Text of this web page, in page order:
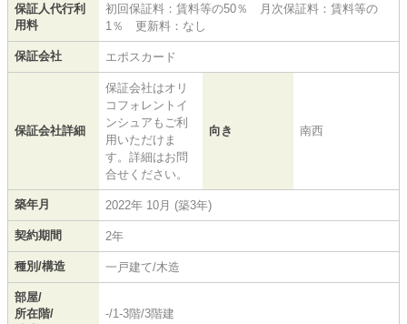
保証人代行利
用料
初回保証料：賃料等の50％ 月次保証料：賃料等の
1％ 更新料：なし
保証会社 エポスカード
保証会社詳細
保証会社はオリ
コフォレントイ
ンシュアもご利
用いただけま
す。詳細はお問
合せください。
向き 南西
築年月 2022年 10月 (築3年)
契約期間 2年
種別/構造 一戸建て/木造
部屋/
所在階/
-/1-3階/3階建